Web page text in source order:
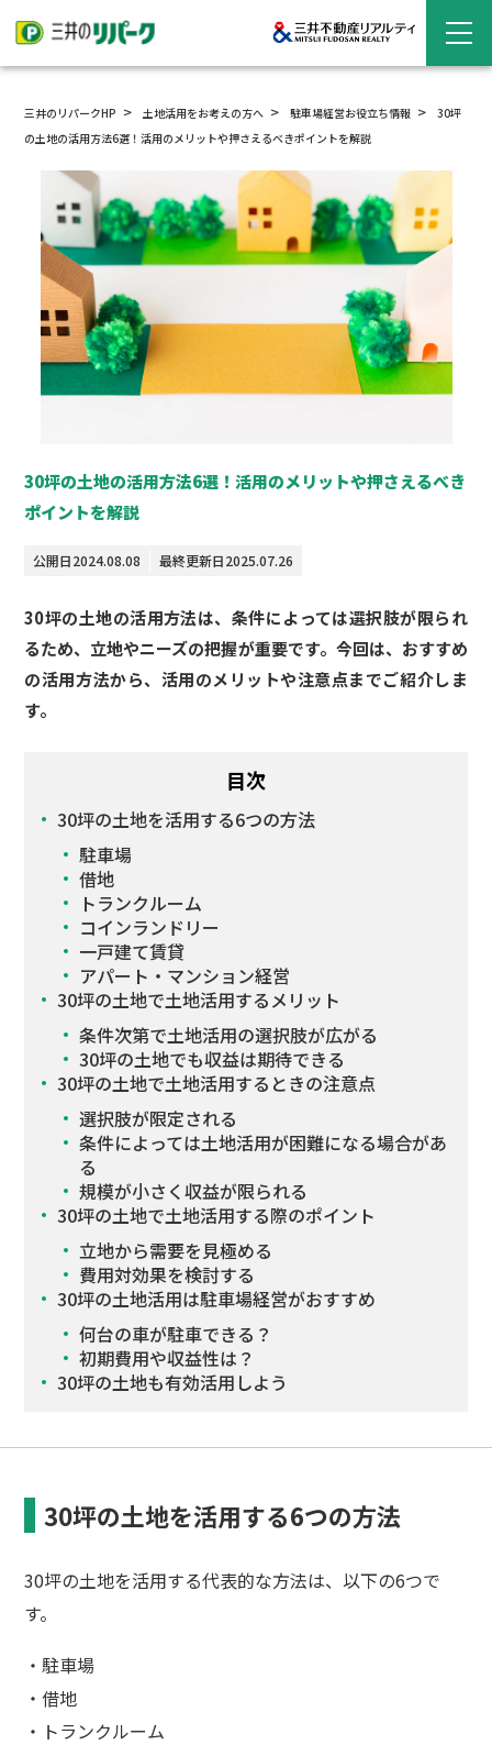
三井のリパークHP 土地活用をお考えの方へ 駐車場経営お役立ち情報
30坪
の土地の活用方法6選！活用のメリットや押さえるべきポイントを解説
30坪の土地の活用方法6選！活用のメリットや押さえるべき
ポイントを解説
公開日2024.08.08 最終更新日2025.07.26
30坪の土地の活用方法は、条件によっては選択肢が限られ
るため、立地やニーズの把握が重要です。今回は、おすすめ
の活用方法から、活用のメリットや注意点までご紹介しま
す。
目次
30坪の土地を活用する6つの方法
駐車場
借地
トランクルーム
コインランドリー
一戸建て賃貸
アパート・マンション経営
30坪の土地で土地活用するメリット
条件次第で土地活用の選択肢が広がる
30坪の土地でも収益は期待できる
30坪の土地で土地活用するときの注意点
選択肢が限定される
条件によっては土地活用が困難になる場合があ
る
規模が小さく収益が限られる
30坪の土地で土地活用する際のポイント
立地から需要を見極める
費用対効果を検討する
30坪の土地活用は駐車場経営がおすすめ
何台の車が駐車できる？
初期費用や収益性は？
30坪の土地も有効活用しよう
30坪の土地を活用する6つの方法
30坪の土地を活用する代表的な方法は、以下の6つで
す。
・駐車場
・借地
・トランクルーム